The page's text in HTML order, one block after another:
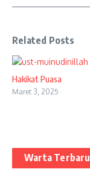
Related Posts
Hakikat Puasa
Maret 3, 2025
Warta Terbaru